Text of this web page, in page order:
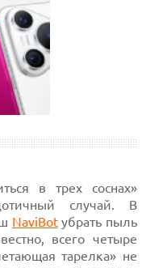
в трех соснах»
случай. В
NaviBotубрать пыль
всего четыре
тарелка» не